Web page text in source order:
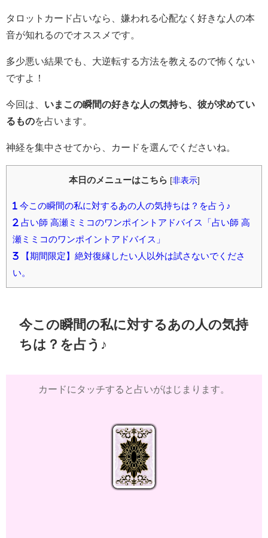
タロットカード占いなら、嫌われる心配なく好きな人の本
音が知れるのでオススメです。
多少悪い結果でも、大逆転する方法を教えるので怖くない
ですよ！
今回は、 いまこの瞬間の好きな人の気持ち、彼が求めてい
るものを占います。
神経を集中させてから、カードを選んでくださいね。
本日のメニューはこちら [非表示]
1 今この瞬間の私に対するあの人の気持ちは？を占う♪
2 占い師 高瀬ミミコのワンポイントアドバイス「占い師 高
瀬ミミコのワンポイントアドバイス」
3 【期間限定】絶対復縁したい人以外は試さないでくださ
い。
今この瞬間の私に対するあの人の気持
ちは？を占う♪
カードにタッチすると占いがはじまります。